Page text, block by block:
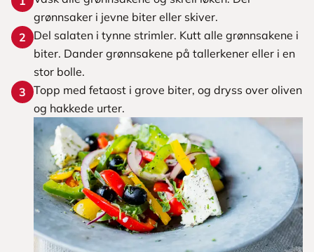
grønnsaker i jevne biter eller skiver.
2
Del salaten i tynne strimler. Kutt alle grønnsakene i
biter. Dander grønnsakene på tallerkener eller i en
stor bolle.
3 Topp med fetaost i grove biter, og dryss over oliven
og hakkede urter.